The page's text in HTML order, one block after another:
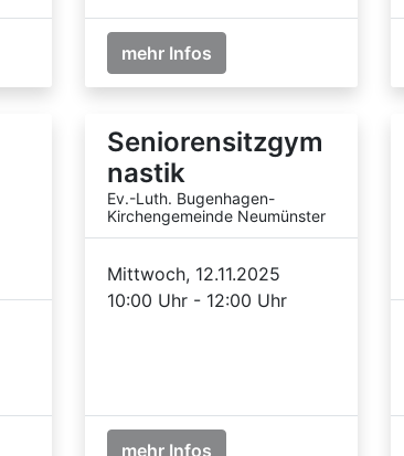
mehr Infos
Seniorensitzgym
nastik
Ev.-Luth. Bugenhagen-
Kirchengemeinde Neumünster
Mittwoch, 12.11.2025
10:00 Uhr - 12:00 Uhr
mehr Infos